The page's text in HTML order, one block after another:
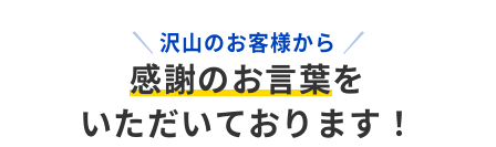
沢山のお客様から
感謝のお言葉を
いただいております！